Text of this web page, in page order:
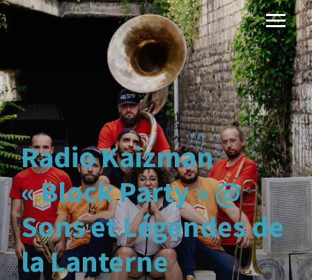
Radio Kaizman
« Block Party » @
Sons et Légendes de
la Lanterne